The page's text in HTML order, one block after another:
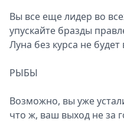
Вы все еще лидер во
упускайте бразды
Луна без курса не
РЫБЫ
Возможно, вы уже
что ж, ваш выход не за